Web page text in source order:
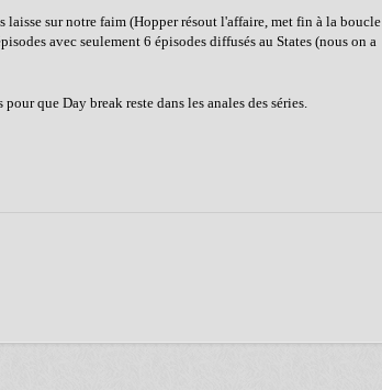
laisse sur notre faim (Hopper résout l'affaire, met fin à la boucle
avec seulement 6 épisodes diffusés au States (nous on a
que Day break reste dans les anales des séries.